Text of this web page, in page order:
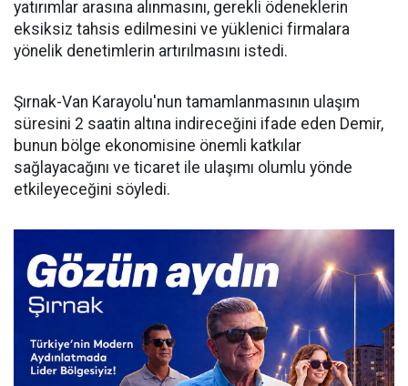
yatırımlar arasına alınmasını, gerekli ödeneklerin
eksiksiz tahsis edilmesini ve yüklenici firmalara
yönelik denetimlerin artırılmasını istedi.
Şırnak-Van Karayolu'nun tamamlanmasının ulaşım
süresini 2 saatin altına indireceğini ifade eden Demir,
bunun bölge ekonomisine önemli katkılar
sağlayacağını ve ticaret ile ulaşımı olumlu yönde
etkileyeceğini söyledi.